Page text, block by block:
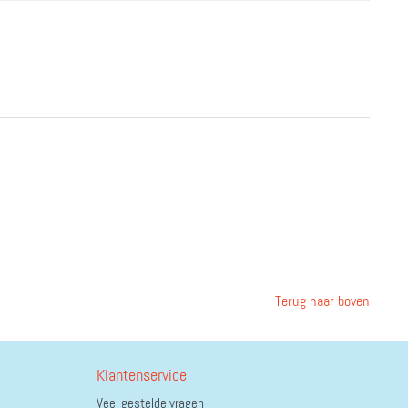
Terug naar boven
Klantenservice
Veel gestelde vragen